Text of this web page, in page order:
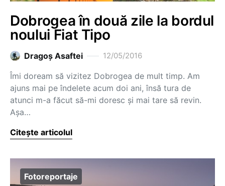
Dobrogea în două zile la bordul
noului Fiat Tipo
Dragoş Asaftei 12/05/2016
Îmi doream să vizitez Dobrogea de mult timp. Am
ajuns mai pe îndelete acum doi ani, însă tura de
atunci m-a făcut să-mi doresc și mai tare să revin.
Așa…
Citește articolul
Fotoreportaje